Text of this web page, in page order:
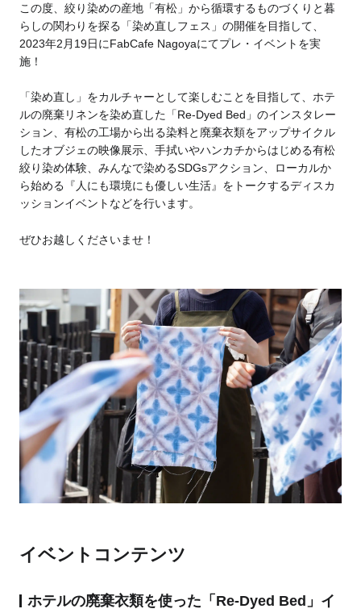
この度、絞り染めの産地「有松」から循環するものづくりと暮
らしの関わりを探る「染め直しフェス」の開催を目指して、
2023年2月19日にFabCafe Nagoyaにてプレ・イベントを実
施！
「染め直し」をカルチャーとして楽しむことを目指して、ホテ
ルの廃棄リネンを染め直した「Re-Dyed Bed」のインスタレー
ション、有松の工場から出る染料と廃棄衣類をアップサイクル
したオブジェの映像展示、手拭いやハンカチからはじめる有松
絞り染め体験、みんなで染めるSDGsアクション、ローカルか
ら始める『人にも環境にも優しい生活』をトークするディスカ
ッションイベントなどを行います。
ぜひお越しくださいませ！
イベントコンテンツ
ホテルの廃棄衣類を使った「Re-Dyed Bed」イ